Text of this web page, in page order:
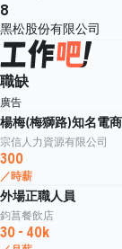
8
黑松股份有限公司
職缺
廣告
楊梅(梅獅路)知名電
宗信人力資源有限公司
300
／時薪
外場正職人員
鈞菖餐飲店
30 - 40k